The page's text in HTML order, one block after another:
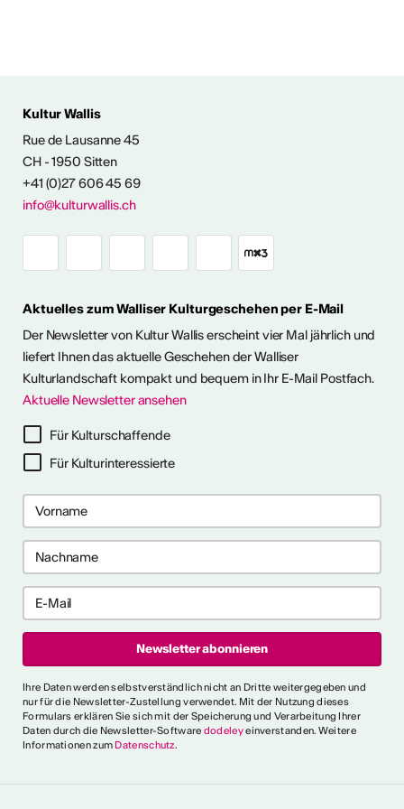
& KONTAKT
abonnieren
2024/2025
Kultur Wallis
Rue de Lausanne 45
CH - 1950 Sitten
+41 (0)27 606 45 69
info@kulturwallis.ch
Aktuelles zum Walliser Kulturgeschehen per E-Mail
Der Newsletter von Kultur Wallis erscheint vier Mal jährlich und
liefert Ihnen das aktuelle Geschehen der Walliser
Kulturlandschaft kompakt und bequem in Ihr E-Mail Postfach.
Aktuelle Newsletter ansehen
Für Kulturschaffende
Für Kulturinteressierte
Ihre Daten werden selbstverständlich nicht an Dritte weitergegeben und
nur für die Newsletter-Zustellung verwendet. Mit der Nutzung dieses
Formulars erklären Sie sich mit der Speicherung und Verarbeitung Ihrer
Daten durch die Newsletter-Software dodeleyeinverstanden. Weitere
Informationen zum Datenschutz.